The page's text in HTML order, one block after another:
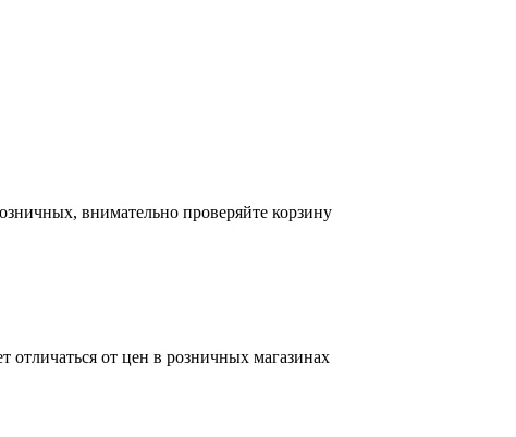
внимательно проверяйте корзину
отличаться от цен в розничных магазинах